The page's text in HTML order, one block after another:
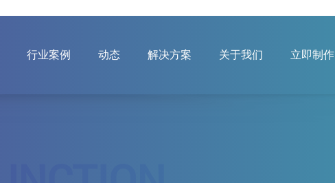
行业案例 动态 解决方案 关于我们 立即制作